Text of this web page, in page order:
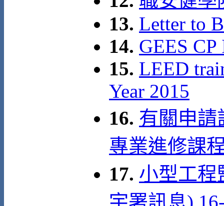
13. Letter to
14. GEES
15. LEED
Year 2015
16. 有關申請
專業進修課
17. 小型工程
宇署訊息)